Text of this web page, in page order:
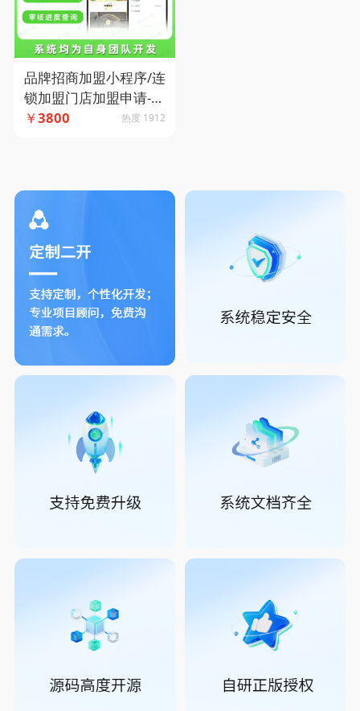
品牌招商加盟小程序/连
锁加盟门店加盟申请-加
盟意向管理-加盟资料提
￥3800 热度 1912